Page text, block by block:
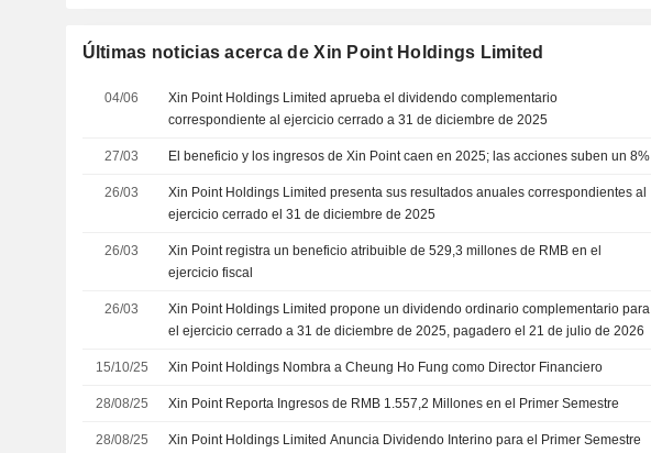
Últimas noticias acerca de Xin Point Holdings Limited
04/06
Xin Point Holdings Limited aprueba el dividendo complementario
correspondiente al ejercicio cerrado a 31 de diciembre de 2025
27/03 El beneficio y los ingresos de Xin Point caen en 2025; las acciones suben un 8%
26/03
Xin Point Holdings Limited presenta sus resultados anuales correspondientes al
ejercicio cerrado el 31 de diciembre de 2025
26/03
Xin Point registra un beneficio atribuible de 529,3 millones de RMB en el
ejercicio fiscal
26/03
Xin Point Holdings Limited propone un dividendo ordinario complementario para
el ejercicio cerrado a 31 de diciembre de 2025, pagadero el 21 de julio de 2026
15/10/25 Xin Point Holdings Nombra a Cheung Ho Fung como Director Financiero
28/08/25 Xin Point Reporta Ingresos de RMB 1.557,2 Millones en el Primer Semestre
28/08/25
Xin Point Holdings Limited Anuncia Dividendo Interino para el Primer Semestre